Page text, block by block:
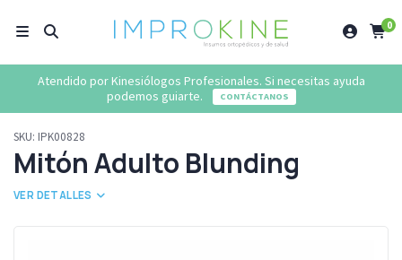
0
Atendido por Kinesiólogos Profesionales. Si necesitas ayuda
podemos guiarte.
CONTÁCTANOS
SKU: IPK00828
Mitón Adulto Blunding
VER DETALLES